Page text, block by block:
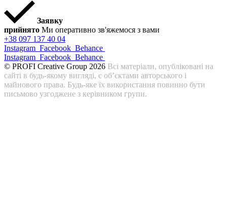
Заявку
прийнято Ми оперативно зв'яжемося з вами
+38 097 137 40 04
Instagram Facebook Behance
Instagram Facebook Behance
© PROFI Creative Group 2026 Всі матеріали, опубліковані на
сайті в будь-якому вигляді, є об’єктами авторського і
майнового права. Будь-яке їх використання повинно бути
письмово узгоджене з керівником групи.